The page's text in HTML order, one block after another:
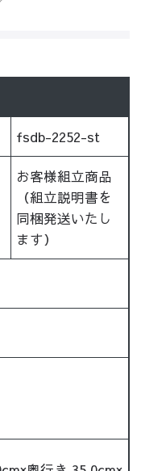
fsdb-2252-st
お客様組立商品
（組立説明書を
同梱発送いたし
ます）